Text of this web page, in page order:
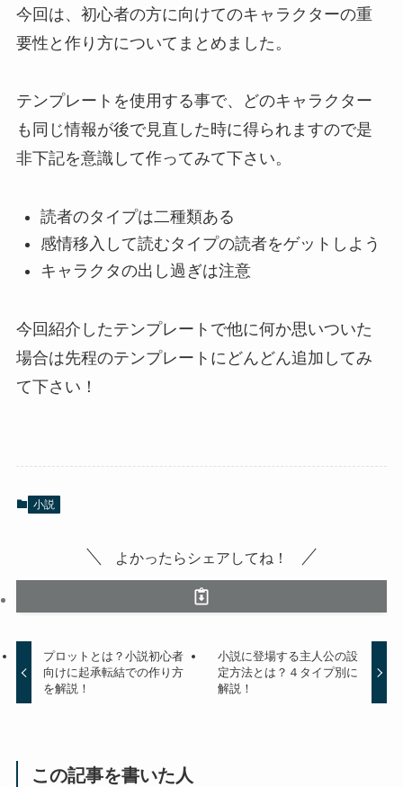
今回は、初心者の方に向けてのキャラクターの重
要性と作り方についてまとめました。
テンプレートを使用する事で、どのキャラクター
も同じ情報が後で見直した時に得られますので是
非下記を意識して作ってみて下さい。
読者のタイプは二種類ある
感情移入して読むタイプの読者をゲットしよう
キャラクタの出し過ぎは注意
今回紹介したテンプレートで他に何か思いついた
場合は先程のテンプレートにどんどん追加してみ
て下さい！
小説
よかったらシェアしてね！
プロットとは？小説初心者
向けに起承転結での作り方
を解説！
小説に登場する主人公の設
定方法とは？４タイプ別に
解説！
この記事を書いた人